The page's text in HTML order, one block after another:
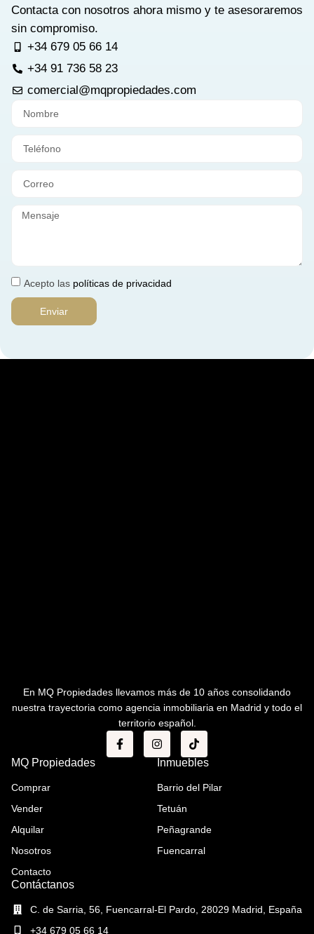
Contacta con nosotros ahora mismo y te asesoraremos
sin compromiso.
+34 679 05 66 14
+34 91 736 58 23
comercial@mqpropiedades.com
Acepto las políticas de privacidad
Enviar
En MQ Propiedades llevamos más de 10 años consolidando
nuestra trayectoria como agencia inmobiliaria en Madrid y todo el
territorio español.
MQ Propiedades
Comprar
Vender
Alquilar
Nosotros
Contacto
Inmuebles
Barrio del Pilar
Tetuán
Peñagrande
Fuencarral
Contáctanos
C. de Sarria, 56, Fuencarral-El Pardo, 28029 Madrid, España
+34 679 05 66 14